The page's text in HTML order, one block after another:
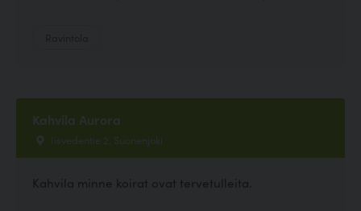
Kahvila Aurora
Iisvedentie 2, Suonenjoki
Kahvila minne koirat ovat tervetulleita.